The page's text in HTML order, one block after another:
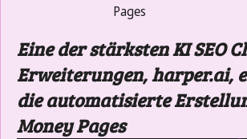
Pages
Eine der stärksten KI SEO
Erweiterungen, harper.ai,
die automatisierte
Money Pages